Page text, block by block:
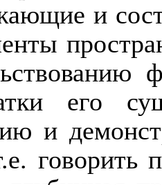
и
его
и
говорить